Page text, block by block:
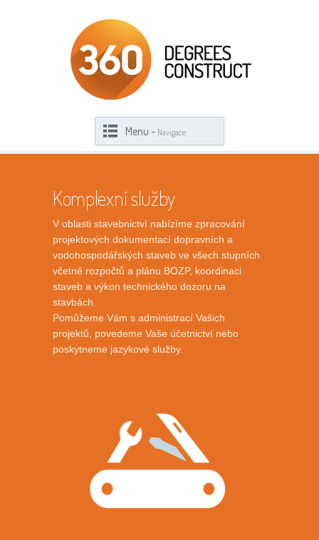
Menu - Navigace
Komplexní služby
V oblasti stavebnictví nabízíme zpracování
projektových dokumentací dopravních a
vodohospodářských staveb ve všech stupních
včetně rozpočtů a plánu BOZP, koordinaci
staveb a výkon technického dozoru na
stavbách.
Pomůžeme Vám s administrací Vašich
projektů, povedeme Vaše účetnictví nebo
poskytneme jazykové služby.